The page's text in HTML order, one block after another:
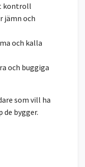
kontroll
jämn och
och kalla
och buggiga
som vill ha
bygger.